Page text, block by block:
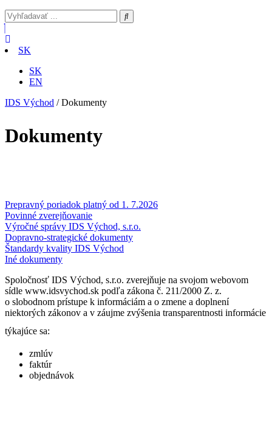
SK
SK
EN
IDS Východ /Dokumenty
Dokumenty
Prepravný poriadok platný od 1. 7.2026
Povinné zverejňovanie
Výročné správy IDS Východ, s.r.o.
Dopravno-strategické dokumenty
Štandardy kvality IDS Východ
Iné dokumenty
Spoločnosť IDS Východ, s.r.o. zverejňuje na svojom webovom
sídle www.idsvychod.sk podľa zákona č. 211/2000 Z. z.
o slobodnom prístupe k informáciám a o zmene a doplnení
niektorých zákonov a v záujme zvýšenia transparentnosti informácie
týkajúce sa:
zmlúv
faktúr
objednávok